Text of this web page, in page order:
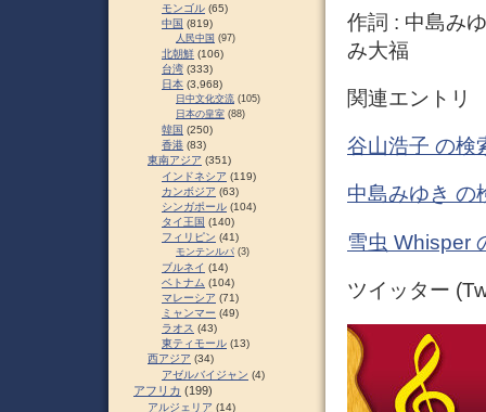
作詞 : 中島み
み大福
関連エントリ
谷山浩子 の検
中島みゆき の
雪虫 Whisper
ツイッター
モンゴル (65)
中国 (819)
人民中国 (97)
北朝鮮 (106)
台湾 (333)
日本 (3,968)
日中文化交流 (105)
日本の皇室 (88)
韓国 (250)
香港 (83)
東南アジア (351)
インドネシア (119)
カンボジア (63)
シンガポール (104)
タイ王国 (140)
フィリピン (41)
モンテンルパ (3)
ブルネイ (14)
ベトナム (104)
マレーシア (71)
ミャンマー (49)
ラオス (43)
東ティモール (13)
西アジア (34)
アゼルバイジャン (4)
アフリカ (199)
アルジェリア (14)